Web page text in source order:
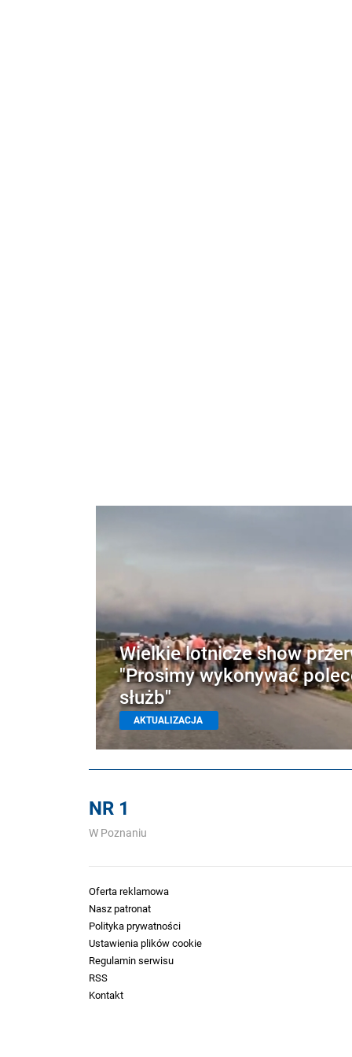
Wielkie lotnicze show
"Prosimy wykonywać
służb"
AKTUALIZACJA
NR 1
W Poznaniu
Oferta reklamowa
Nasz patronat
Polityka prywatności
Ustawienia plików cookie
Regulamin serwisu
RSS
Kontakt